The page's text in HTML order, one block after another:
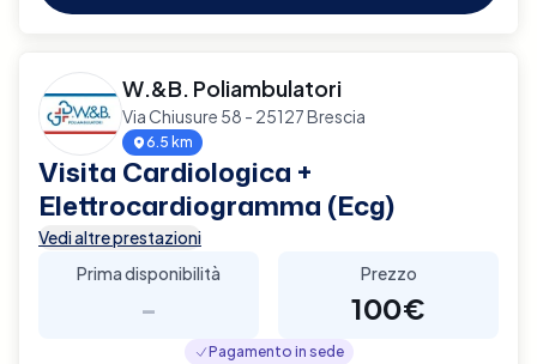
W.&B. Poliambulatori
Via Chiusure 58 - 25127 Brescia
6.5 km
Visita Cardiologica +
Elettrocardiogramma (Ecg)
Vedi altre prestazioni
Prima disponibilità
-
Prezzo
100€
Pagamento in sede